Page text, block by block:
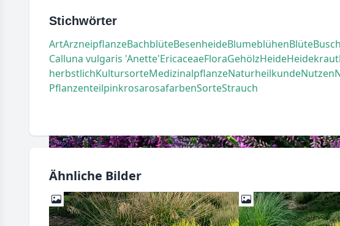
Stichwörter
ArtArzneipflanzeBachblüteBesenheideBlumeblühenBlüteBusch
Calluna vulgaris 'Anette'EricaceaeFloraGehölzHeideHeidekraut
herbstlichKultursorteMedizinalpflanzeNaturheilkundeNutzen
PflanzenteilpinkrosarosafarbenSorteStrauch
Ähnliche Bilder